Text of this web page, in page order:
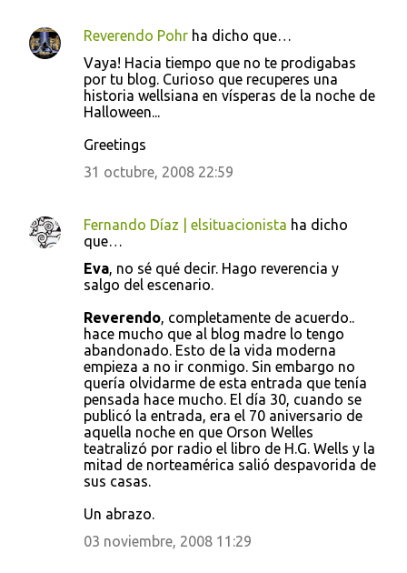
n
Reverendo Pohr ha dicho que…
Vaya! Hacia tiempo que no te prodigabas
por tu blog. Curioso que recuperes una
historia wellsiana en vísperas de la noche de
Halloween...
Greetings
31 octubre, 2008 22:59
Fernando Díaz | elsituacionista ha dicho
que…
Eva, no sé qué decir. Hago reverencia y
salgo del escenario.
Reverendo, completamente de acuerdo..
hace mucho que al blog madre lo tengo
abandonado. Esto de la vida moderna
empieza a no ir conmigo. Sin embargo no
quería olvidarme de esta entrada que tenía
pensada hace mucho. El día 30, cuando se
publicó la entrada, era el 70 aniversario de
aquella noche en que Orson Welles
teatralizó por radio el libro de H.G. Wells y la
mitad de norteamérica salió despavorida de
sus casas.
Un abrazo.
03 noviembre, 2008 11:29